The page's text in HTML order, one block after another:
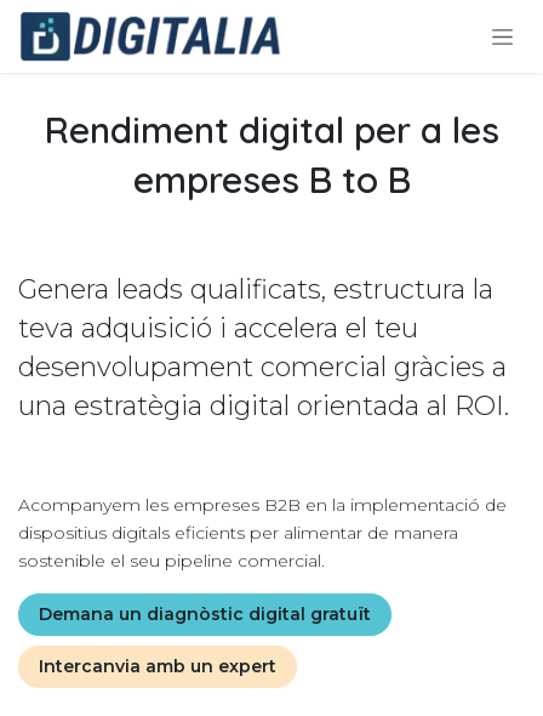
Skip to Content
Rendiment digital per a les
empreses B to B
Genera leads qualificats, estructura la
teva adquisició i accelera el teu
desenvolupament comercial gràcies a
una estratègia digital orientada al ROI.
Acompanyem les empreses B2B en la implementació de
dispositius digitals eficients per alimentar de manera
sostenible el seu pipeline comercial.
Demana un diagnòstic digital gratuït
Intercanvia amb un expert